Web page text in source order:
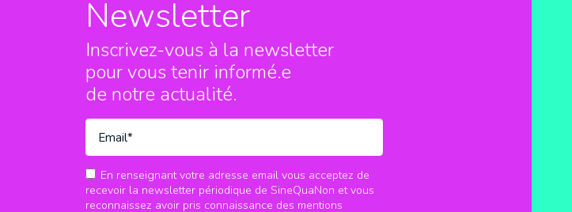
Newsletter
Inscrivez-vous à la newsletter
pour vous tenir informé.e
de notre actualité.
En renseignant votre adresse email vous acceptez de
recevoir la newsletter périodique de SineQuaNon et vous
reconnaissez avoir pris connaissance des mentions